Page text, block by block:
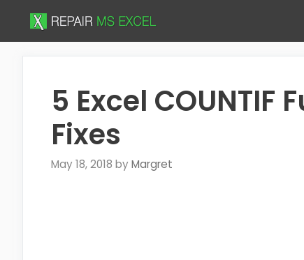
5 Excel
Fixes
May 18, 2018 by Margret